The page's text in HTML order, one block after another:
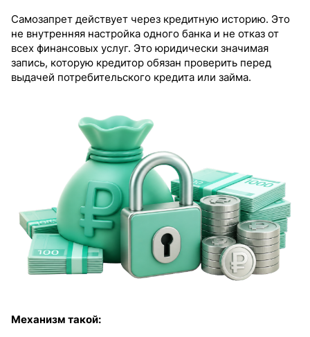
Самозапрет действует через кредитную историю. Это
не внутренняя настройка одного банка и не отказ от
всех финансовых услуг. Это юридически значимая
запись, которую кредитор обязан проверить перед
выдачей потребительского кредита или займа.
Механизм такой: